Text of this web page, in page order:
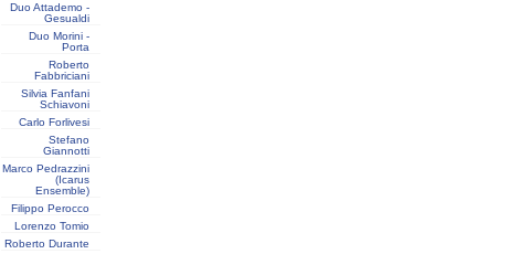
Duo Attademo -
Gesualdi
Duo Morini -
Porta
Roberto
Fabbriciani
Silvia Fanfani
Schiavoni
Carlo Forlivesi
Stefano
Giannotti
Marco Pedrazzini
(Icarus
Ensemble)
Filippo Perocco
Lorenzo Tomio
Roberto Durante